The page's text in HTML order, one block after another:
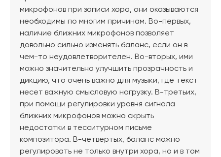
микрофонов при записи хора, они оказываются
необходимы по многим причинам. Во-первых,
наличие ближних микрофонов позволяет
довольно сильно изменять баланс, если он в
чем-то неудовлетворителен. Во-вторых, ими
можно значительно улучшить прозрачность и
дикцию, что очень важно для музыки, где текст
несет важную смысловую нагрузку. В-третьих,
при помощи регулировки уровня сигнала
ближних микрофонов можно скрыть
недостатки в тесситурном письме
композитора. В-четвертых, баланс можно
регулировать не только внутри хора, но и в том